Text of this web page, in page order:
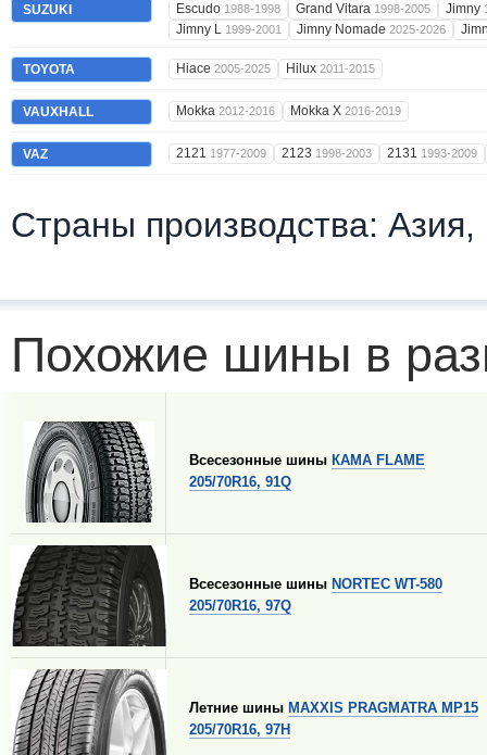
SUZUKI Escudo 1988-1998 Grand Vitara 1998-2005 Jimny
Jimny L 1999-2001 Jimny Nomade 2025-2026
TOYOTA Hiace 2005-2025 Hilux 2011-2015
VAUXHALL Mokka 2012-2016 Mokka X 2016-2019
VAZ 2121 1977-2009 2123 1998-2003 2131 1993-2009
Страны производства: Азия,
Похожие шины в
Всесезонные шины КАМА FLAME
205/70R16, 91Q
Всесезонные шины NORTEC WT-580
205/70R16, 97Q
Летние шины MAXXIS PRAGMATRA MP15
205/70R16, 97H